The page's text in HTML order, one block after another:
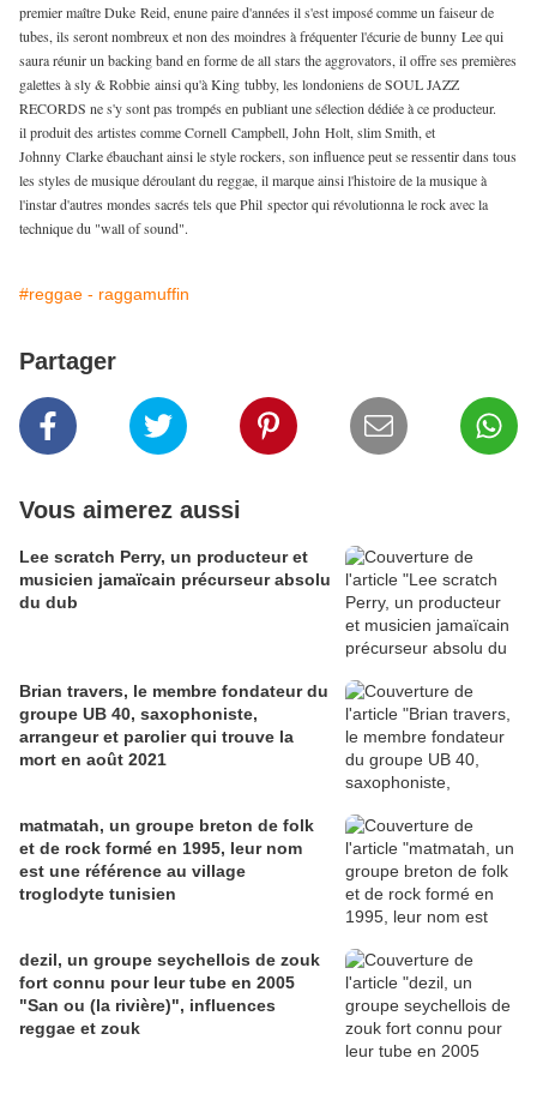
premier maître Duke Reid, enune paire d'années il s'est imposé comme un faiseur de
tubes, ils seront nombreux et non des moindres à fréquenter l'écurie de bunny Lee qui
saura réunir un backing band en forme de all stars the aggrovators, il offre ses premières
galettes à sly & Robbie ainsi qu'à King tubby, les londoniens de SOUL JAZZ
RECORDS ne s'y sont pas trompés en publiant une sélection dédiée à ce producteur.
il produit des artistes comme Cornell Campbell, John Holt, slim Smith, et
Johnny Clarke ébauchant ainsi le style rockers, son influence peut se ressentir dans tous
les styles de musique déroulant du reggae, il marque ainsi l'histoire de la musique à
l'instar d'autres mondes sacrés tels que Phil spector qui révolutionna le rock avec la
technique du "wall of sound".
#reggae - raggamuffin
Partager
Vous aimerez aussi
Lee scratch Perry, un producteur et
musicien jamaïcain précurseur absolu
du dub
Brian travers, le membre fondateur du
groupe UB 40, saxophoniste,
arrangeur et parolier qui trouve la
mort en août 2021
matmatah, un groupe breton de folk
et de rock formé en 1995, leur nom
est une référence au village
troglodyte tunisien
dezil, un groupe seychellois de zouk
fort connu pour leur tube en 2005
"San ou (la rivière)", influences
reggae et zouk